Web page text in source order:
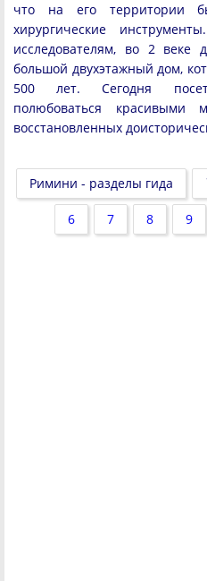
что на его территории
хирургические
исследователям, во 2 веке
большой двухэтажный дом,
500 лет. Сегодня
полюбоваться красивыми
восстановленных
Римини - разделы гида
6 7 8 9